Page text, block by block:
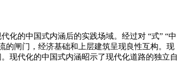
化的中国式内涵后的实践场域。经过对 “式” “中
的闸门，经济基础和上层建筑呈现良性互构。现
现代化的中国式内涵昭示了现代化道路的独立自